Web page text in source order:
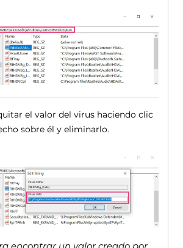
el valor del virus haciendo clic
sobre él y eliminarlo.